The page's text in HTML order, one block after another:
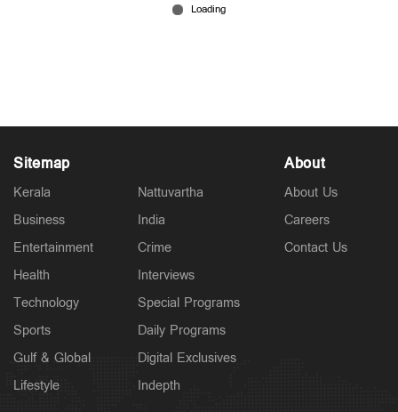
യെമന്‍ ‌എല്‍പിജി ടാങ്കര്‍ തീപിടിത്തം: 23
Sitemap
Kerala
Business
Entertainment
Health
Technology
Sports
Gulf & Global
Lifestyle
Nattuvartha
India
Crime
Interviews
Special Programs
Daily Programs
Digital Exclusives
Indepth
About
About Us
Careers
Contact Us